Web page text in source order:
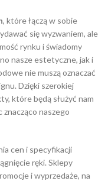
, które łączą w sobie
się wyzwaniem, ale
rynku i świadomy
nasze estetyczne, jak i
nie muszą oznaczać
Dzięki szerokiej
które będą służyć nam
znacząco naszego
cen i specyfikacji
ręki. Sklepy
i wyprzedaże, na